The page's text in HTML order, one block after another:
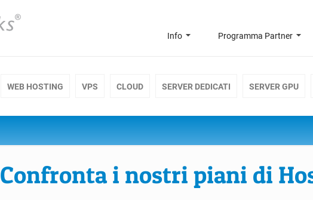
WEB HOSTING VPS CLOUD SERVER DEDICATI SERVER GPU
Info Programma Partner
Confronta i nostri piani di